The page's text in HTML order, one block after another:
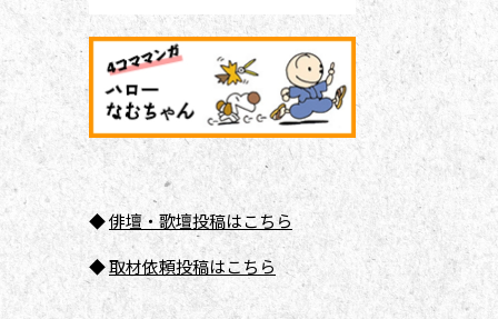
◆俳壇・歌壇投稿はこちら
◆取材依頼投稿はこちら